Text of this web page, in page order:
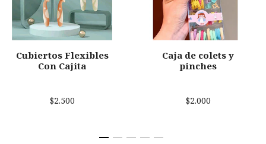
Cubiertos Flexibles
Con Cajita
$2.500
Caja de colets y
pinches
$2.000